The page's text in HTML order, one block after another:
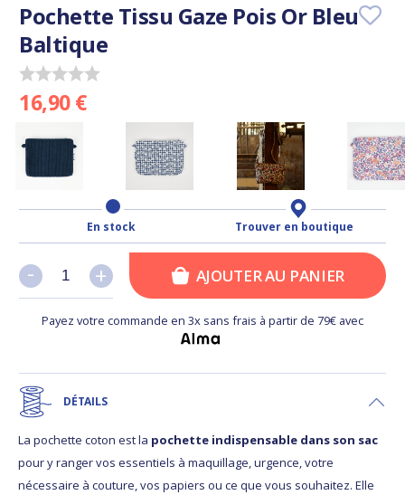
Pochette Tissu Gaze Pois Or Bleu
Baltique
16,90 €
En stock Trouver en boutique
+
- +
- AJOUTER AU PANIER
Payez votre commande en 3x sans frais à partir de 79€ avec
DÉTAILS
La pochette coton est la pochette indispensable dans son sac
pour y ranger vos essentiels à maquillage, urgence, votre
nécessaire à couture, vos papiers ou ce que vous souhaitez. Elle